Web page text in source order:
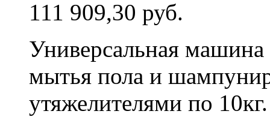
111 909,30 руб.
Универсальная машина
мытья пола и
утяжелителями по 10кг.